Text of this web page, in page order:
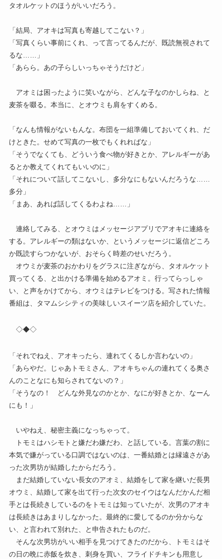
タオルケットのほうがいいだろう。
「結局、アオキは写真も寄越してこない？」
「写真くらい事前にくれ、って言ってるんだが、既読無視されて
るな……」
「あらら。あの子らしいっちゃそうだけど」
アオミは困ったように笑いながら、どんな子なのかしらね、と
麦茶を啜る。本当に、とオウミも肩をすくめる。
「なんも情報がないもんな。布団を一組準備しておいてくれ、だ
けときた。せめて写真の一枚でもくれればな」
「そうでなくても、どういう食べ物が好きとか、アレルギーがあ
るとか教えてくれてもいいのに」
「それについて話してこないし、多分なにもないんだろうな……
多分」
「まあ、あれば話してくるわよね……」
連絡してみる、とオウミはメッセージアプリでアオキに連絡を
する。アレルギーの類はないか、というメッセージに返信どころ
か既読すらつかないが、おそらく時差のせいだろう。
オウミが麦茶のおかわりをグラスに注ぎながら、タオルケット
買ってくる、と出かける準備を始めるアオミ。行ってらっしゃ
い、と声をかけてから、オウミはテレビをつける。写された情報
番組は、タマムシシティの美味しいスイーツ店を紹介していた。
◇◆◇
「それでねえ、アオキったら、連れてくるしか言わないの」
「あらやだ。じゃあトモミさん、アオキちゃんの連れてくる奥さ
んのことなにも知らされてないの？」
「そうなの！ どんな外見なのかとか、なにが好きとか、なーん
にも！」
いやねえ、秘密主義になっちゃって。
トモミはハシモトと嫌だわ嫌だわ、と話している。言葉の割に
本気で嫌がっている口調ではないのは、一番結婚とは縁遠さがあ
った次男坊が結婚したからだろう。
まだ結婚していない長女のアオミ、結婚をして家を継いだ長男
オウミ、結婚して家を出て行った次女のセイウはなんだかんだ相
手とは長続きしているのをトモミは知っていたが、次男のアオキ
は長続きはあまりしなかった。最終的に愛してるのか分からな
い、と言われて別れた、と申告されたものだ。
そんな次男坊がいい相手を見つけてきたのだから、トモミはそ
の日の晩に赤飯を炊き、刺身を買い、フライドチキンも用意し